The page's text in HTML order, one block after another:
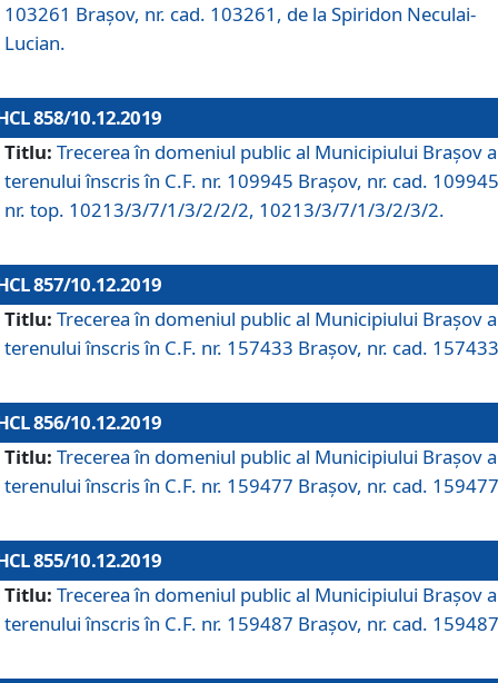
103261 Brașov, nr. cad. 103261, de la Spiridon Neculai-
Lucian.
858/10.12.2019
Titlu: Trecerea în domeniul public al Municipiului Braşov a
terenului înscris în C.F. nr. 109945 Brașov, nr. cad.
nr. top. 10213/3/7/1/3/2/2/2, 10213/3/7/1/3/2/3/2.
857/10.12.2019
Titlu: Trecerea în domeniul public al Municipiului Braşov a
terenului înscris în C.F. nr. 157433 Brașov, nr. cad.
856/10.12.2019
Titlu: Trecerea în domeniul public al Municipiului Braşov a
terenului înscris în C.F. nr. 159477 Brașov, nr. cad.
855/10.12.2019
Titlu: Trecerea în domeniul public al Municipiului Braşov a
terenului înscris în C.F. nr. 159487 Brașov, nr. cad.